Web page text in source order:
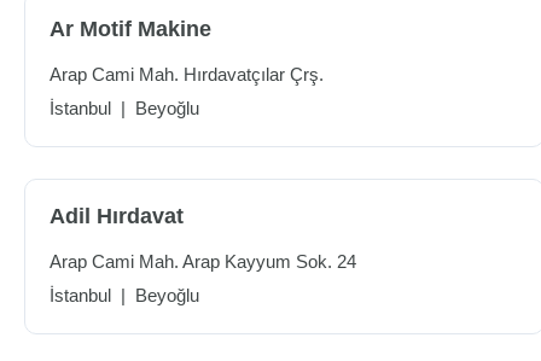
Ar Motif Makine
Arap Cami Mah. Hırdavatçılar Çrş.
İstanbul | Beyoğlu
Adil Hırdavat
Arap Cami Mah. Arap Kayyum Sok. 24
İstanbul | Beyoğlu